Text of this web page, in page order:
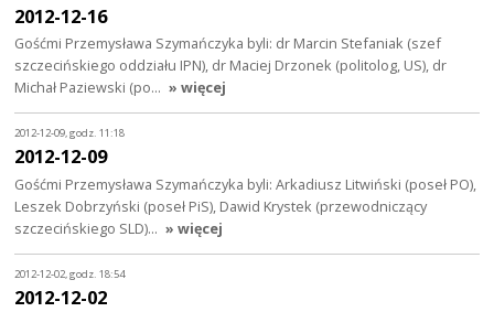
2012-12-16
Gośćmi Przemysława Szymańczyka byli: dr Marcin Stefaniak (szef
szczecińskiego oddziału IPN), dr Maciej Drzonek (politolog, US), dr
Michał Paziewski (po… » więcej
2012-12-09, godz. 11:18
2012-12-09
Gośćmi Przemysława Szymańczyka byli: Arkadiusz Litwiński (poseł PO),
Leszek Dobrzyński (poseł PiS), Dawid Krystek (przewodniczący
szczecińskiego SLD)… » więcej
2012-12-02, godz. 18:54
2012-12-02